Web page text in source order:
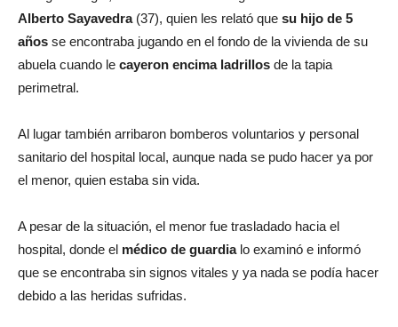
Alberto Sayavedra(37), quien les relató que su hijo de 5
años se encontraba jugando en el fondo de la vivienda de su
abuela cuando le cayeron encima ladrillos de la tapia
perimetral.
Al lugar también arribaron bomberos voluntarios y personal
sanitario del hospital local, aunque nada se pudo hacer ya por
el menor, quien estaba sin vida.
A pesar de la situación, el menor fue trasladado hacia el
hospital, donde el médico de guardialo examinó e informó
que se encontraba sin signos vitales y ya nada se podía hacer
debido a las heridas sufridas.